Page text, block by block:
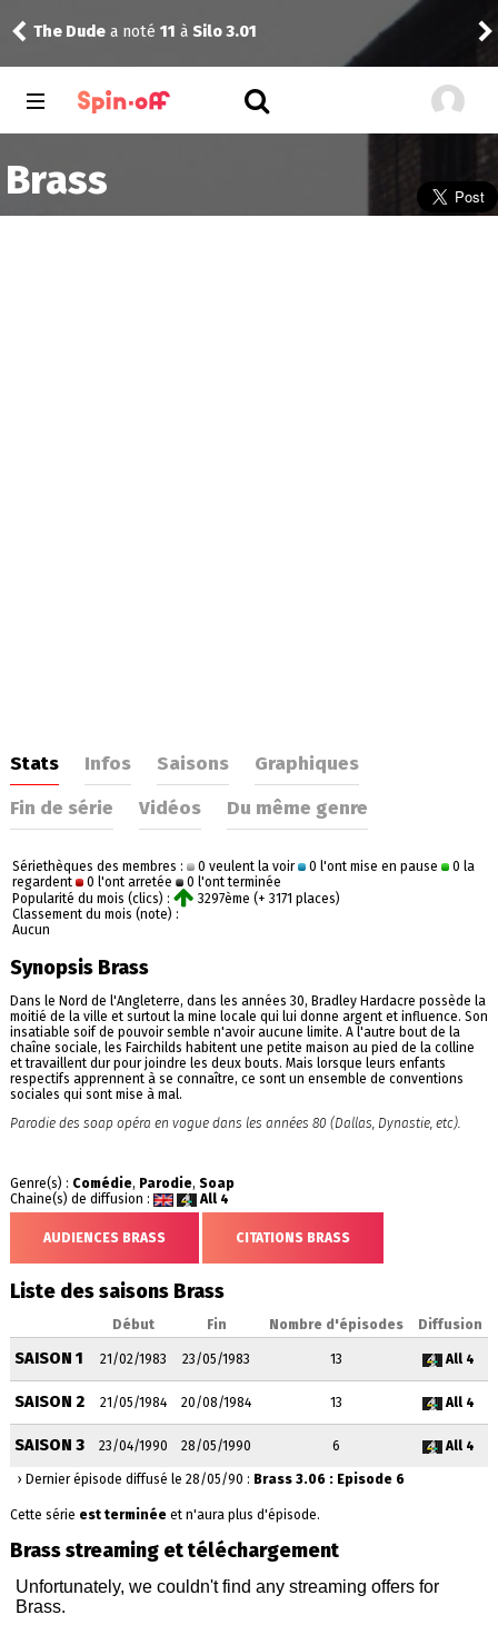
The Dude a noté 11 à Silo 3.01
Brass
Stats Infos Saisons
Graphiques
Fin de série
Vidéos Du même genre
Sériethèques des membres : 0 veulent la voir 0 l'ont mise en pause
0 la
regardent
0 l'ont arretée
0 l'ont terminée
Popularité du mois (clics) :
3297ème (+ 3171 places)
Classement du mois (note) :
Aucun
Synopsis Brass
Dans le Nord de l'Angleterre, dans les années 30, Bradley Hardacre possède la
moitié de la ville et surtout la mine locale qui lui donne argent et influence. Son
insatiable soif de pouvoir semble n'avoir aucune limite. A l'autre bout de la
chaîne sociale, les Fairchilds habitent une petite maison au pied de la colline
et travaillent dur pour joindre les deux bouts. Mais lorsque leurs enfants
respectifs apprennent à se connaître, ce sont un ensemble de conventions
sociales qui sont mise à mal.
Parodie des soap opéra en vogue dans les années 80 (Dallas, Dynastie, etc).
Genre(s) : Comédie, Parodie, Soap
Chaine(s) de diffusion :
All 4
AUDIENCES BRASS CITATIONS BRASS
Liste des saisons Brass
Début Fin Nombre d'épisodes Diffusion
SAISON 1 21/02/1983 23/05/1983 13 All 4
SAISON 2 21/05/1984 20/08/1984 13 All 4
SAISON 3 23/04/1990 28/05/1990 6 All 4
› Dernier épisode diffusé le 28/05/90 : Brass 3.06 : Episode 6
Cette série est terminéeet n'aura plus d'épisode.
Brass streaming et téléchargement